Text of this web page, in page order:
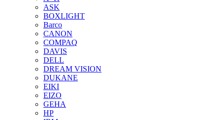
ASK
BOXLIGHT
Barco
CANON
COMPAQ
DAVIS
DELL
DREAM VISION
DUKANE
EIKI
EIZO
GEHA
HP